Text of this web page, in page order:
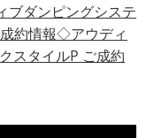
ブダンピングシステ
約情報◇アウディ
スタイルP ご成約